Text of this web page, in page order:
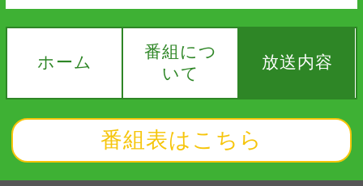
ホーム
番組につ
いて
放送内容
番組表はこちら